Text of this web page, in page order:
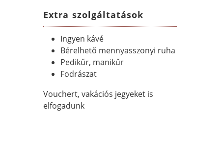
Extra szolgáltatások
Ingyen kávé
Bérelhető mennyasszonyi ruha
Pedikűr, manikűr
Fodrászat
Vouchert, vakációs jegyeket is
elfogadunk